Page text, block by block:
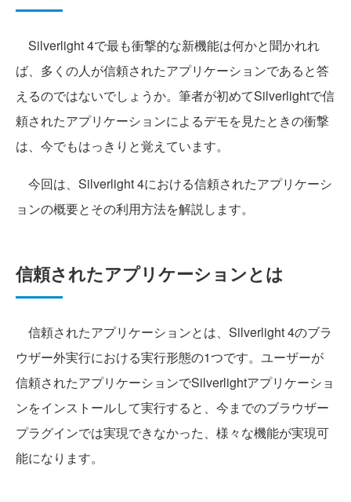
Silverlight 4で最も衝撃的な新機能は何かと聞かれれ
ば、多くの人が信頼されたアプリケーションであると答
えるのではないでしょうか。筆者が初めてSilverlightで信
頼されたアプリケーションによるデモを見たときの衝撃
は、今でもはっきりと覚えています。
今回は、Silverlight 4における信頼されたアプリケーシ
ョンの概要とその利用方法を解説します。
信頼されたアプリケーションとは
信頼されたアプリケーションとは、Silverlight 4のブラ
ウザー外実行における実行形態の1つです。ユーザーが
信頼されたアプリケーションでSilverlightアプリケーショ
ンをインストールして実行すると、今までのブラウザー
プラグインでは実現できなかった、様々な機能が実現可
能になります。